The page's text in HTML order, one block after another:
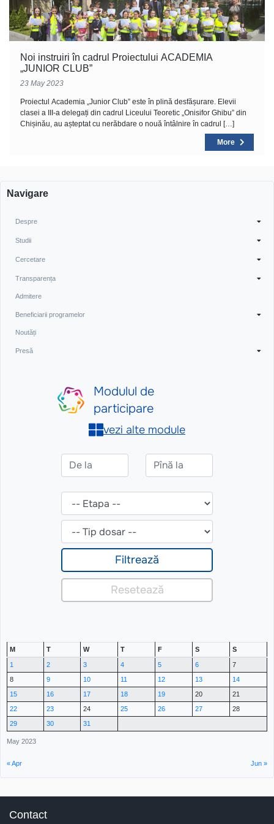
Noi instruiri în cadrul Proiectului ACADEMIA
„JUNIOR CLUB”
23 May 2023
Proiectul Academia „Junior Club” este în plină desfășurare. Elevii
clasei a III-a delegați din cadrul Liceului Teoretic „Onisifor Ghibu” din
Chișinău, au așteptat cu nerăbdare o nouă întâlnire în cadrul […]
More
Navigare
Despre
Studii
Cercetare
Transparența
Admitere
Beneficiarii programelor
Noutăți
Presă
May 2023
M T W T F S S
1 2 3 4 5 6
7
8
9 10 11 12 13
14
15
16 17 18 19 20
21
22
23 24 25 26 27
28
29
30 31
« Apr Jun »
Contact